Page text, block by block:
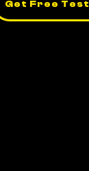
Get Free Test